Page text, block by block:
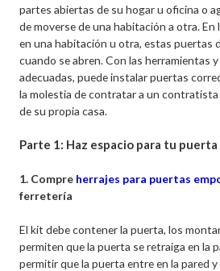
partes abiertas de su hogar u oficina o
de moverse de una habitación a otra. En
en una habitación u otra, estas puertas
cuando se abren. Con las herramientas
adecuadas, puede instalar puertas
la molestia de contratar a un
de su propia casa.
Parte 1: Haz espacio para tu
1. Compre herrajes para puertas
ferretería
El kit debe contener la puerta, los
permiten que la puerta se retraiga en la
permitir que la puerta entre en la pared